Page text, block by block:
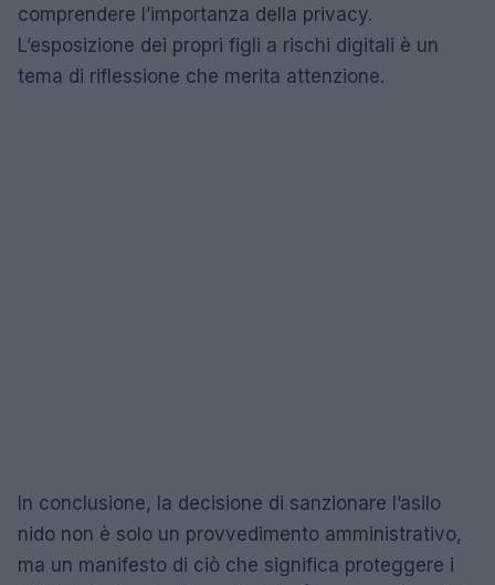
comprendere l’importanza della privacy.
L’esposizione dei propri figli a rischi digitali è un
tema di riflessione che merita attenzione.
In conclusione, la decisione di sanzionare l’asilo
nido non è solo un provvedimento amministrativo,
ma un manifesto di ciò che significa proteggere i